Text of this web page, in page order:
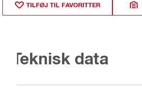
TILFØJ TIL FAVORITTER
Teknisk data